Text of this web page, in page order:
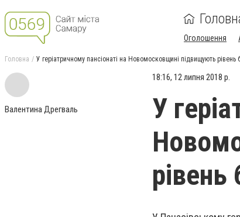
Оголошення
Головна У геріатричному пансіонаті на Новомосковщині підвищують рівень
Валентина Дрегваль
18:16, 12 липня 2018 р.
У
рівень